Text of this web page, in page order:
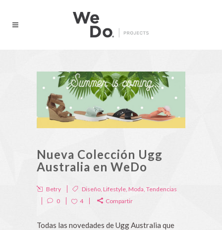
Nueva Colección Ugg
Australia en WeDo
Betry Diseño Lifestyle Moda Tendencias
0
4 Compartir
Todas las novedades de Ugg Australia que